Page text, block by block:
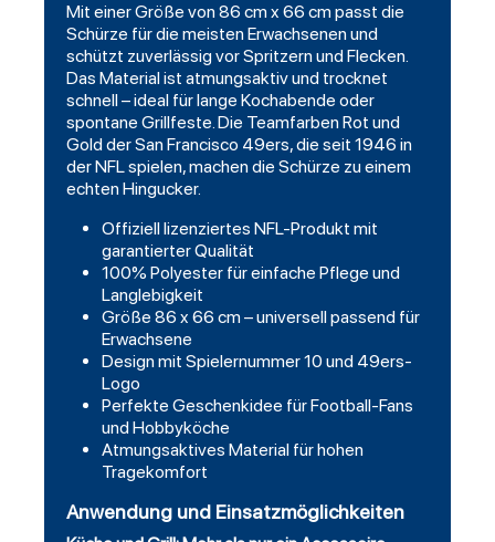
Mit einer Größe von 86 cm x 66 cm passt die
Schürze für die meisten Erwachsenen und
schützt zuverlässig vor Spritzern und Flecken.
Das Material ist atmungsaktiv und trocknet
schnell – ideal für lange Kochabende oder
spontane Grillfeste. Die Teamfarben Rot und
Gold der San Francisco 49ers, die seit 1946 in
der NFL spielen, machen die Schürze zu einem
echten Hingucker.
Offiziell lizenziertes NFL-Produkt mit
garantierter Qualität
100% Polyester für einfache Pflege und
Langlebigkeit
Größe 86 x 66 cm – universell passend für
Erwachsene
Design mit Spielernummer 10 und 49ers-
Logo
Perfekte Geschenkidee für Football-Fans
und Hobbyköche
Atmungsaktives Material für hohen
Tragekomfort
Anwendung und Einsatzmöglichkeiten